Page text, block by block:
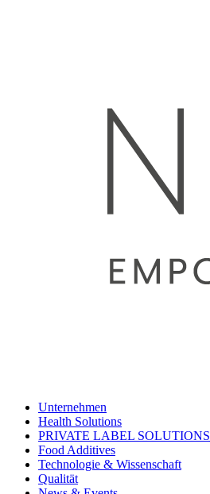
Unternehmen
Health Solutions
PRIVATE LABEL SOLUTIONS
Food Additives
Technologie & Wissenschaft
Qualität